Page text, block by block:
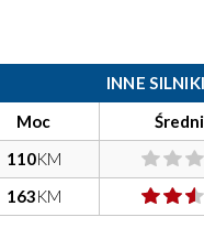
INNE
Moc
110KM
163KM